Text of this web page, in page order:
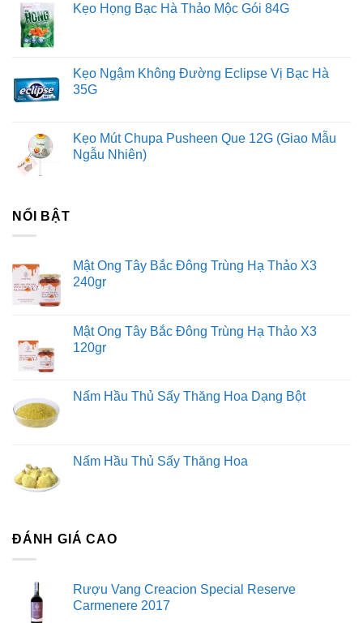
Kẹo Họng Bạc Hà Thảo Mộc Gói 84G
Kẹo Ngậm Không Đường Eclipse Vị Bạc Hà
35G
Kẹo Mút Chupa Pusheen Que 12G (Giao Mẫu
Ngẫu Nhiên)
NỔI BẬT
Mật Ong Tây Bắc Đông Trùng Hạ Thảo X3
240gr
Mật Ong Tây Bắc Đông Trùng Hạ Thảo X3
120gr
Nấm Hầu Thủ Sấy Thăng Hoa Dạng Bột
Nấm Hầu Thủ Sấy Thăng Hoa
ĐÁNH GIÁ CAO
Rượu Vang Creacion Special Reserve
Carmenere 2017